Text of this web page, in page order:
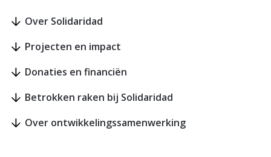
Over Solidaridad
Projecten en impact
Donaties en financiën
Betrokken raken bij Solidaridad
Over ontwikkelingssamenwerking